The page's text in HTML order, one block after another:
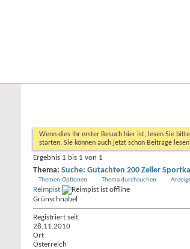
Wenn dies Ihr erster Besuch hier ist, lesen Sie
starten. Sie können auch jetzt schon Beiträge
Ergebnis 1 bis 1 von 1
Thema: Suche: Gutachten 200 Zeller
Themen-Optionen Thema durchsuchen
Reimpist
Grünschnabel
Registriert seit
28.11.2010
Ort
Österreich